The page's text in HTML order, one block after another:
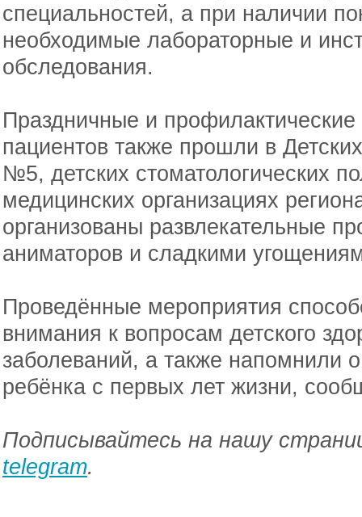
специальностей, а при наличии
необходимые лабораторные и
обследования.
Праздничные и
пациентов также прошли в
№5, детских стоматологических
медицинских организациях
организованы развлекательные
аниматоров и сладкими
Проведённые мероприятия
внимания к вопросам детского
заболеваний, а также напомнили
ребёнка с первых лет жизни,
Подписывайтесь на нашу
telegram.